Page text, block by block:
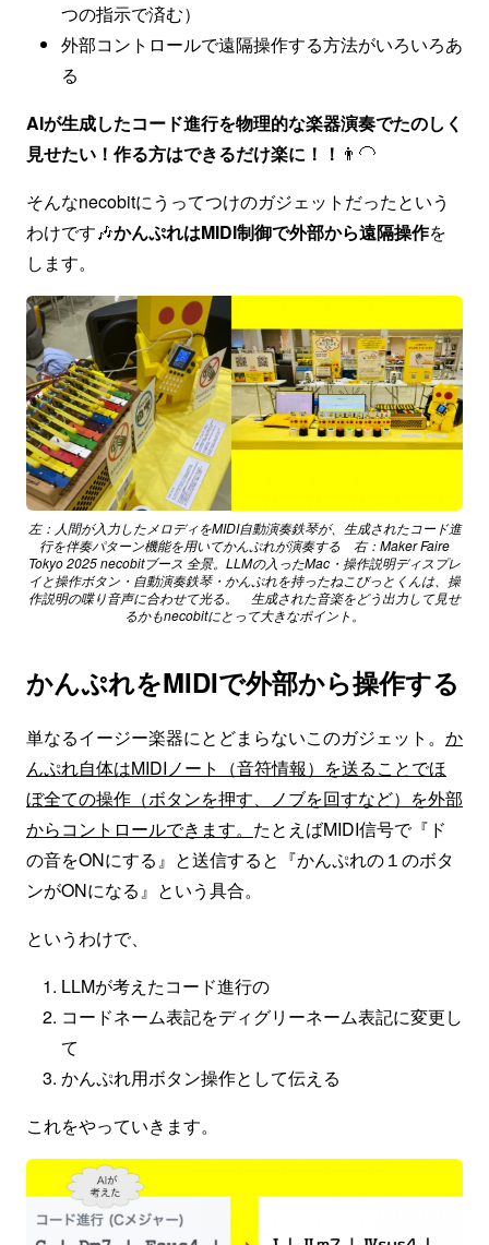
つの指示で済む）
外部コントロールで遠隔操作する方法がいろいろあ
る
AIが生成したコード進行を物理的な楽器演奏でたのしく
見せたい！作る方はできるだけ楽に！！ 👨‍🦲
そんなnecobitにうってつけのガジェットだったという
わけです🎶かんぷれはMIDI制御で外部から遠隔操作を
します。
左：人間が入力したメロディをMIDI自動演奏鉄琴が、生成されたコード進
行を伴奏パターン機能を用いてかんぷれが演奏する 右：Maker Faire
Tokyo 2025 necobitブース 全景。LLMの入ったMac・操作説明ディスプレ
イと操作ボタン・自動演奏鉄琴・かんぷれを持ったねこびっとくんは、操
作説明の喋り音声に合わせて光る。 生成された音楽をどう出力して見せ
るかもnecobitにとって大きなポイント。
かんぷれをMIDIで外部から操作する
単なるイージー楽器にとどまらないこのガジェット。 か
んぷれ自体はMIDIノート（音符情報）を送ることでほ
ぼ全ての操作（ボタンを押す、ノブを回すなど）を外部
からコントロールできます。 たとえばMIDI信号で『ド
の音をONにする』と送信すると『かんぷれの１のボタ
ンがONになる』という具合。
というわけで、
LLMが考えたコード進行の
コードネーム表記をディグリーネーム表記に変更し
て
かんぷれ用ボタン操作として伝える
これをやっていきます。